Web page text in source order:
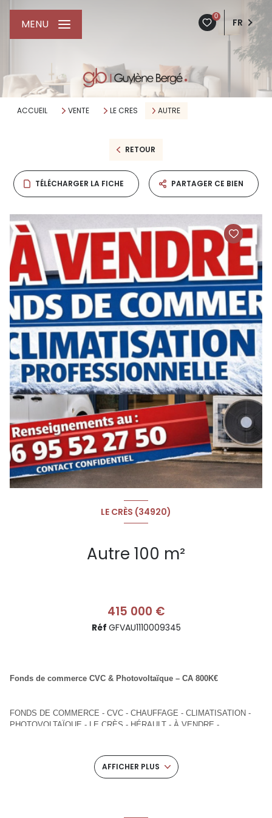
0
FR
MENU
ACCUEIL VENTE LE CRES AUTRE
RETOUR
TÉLÉCHARGER LA FICHE PARTAGER CE BIEN
LE CRÈS (34920)
Autre 100 m²
415 000 €
Réf GFVAU1110009345
Fonds de commerce CVC & Photovoltaïque – CA 800K€
FONDS DE COMMERCE - CVC - CHAUFFAGE - CLIMATISATION -
PHOTOVOLTAÏQUE - LE CRÈS - HÉRAULT - À VENDRE -
Opportunité rare : fonds de commerce CVC & Photovoltaïque,
AFFICHER PLUS